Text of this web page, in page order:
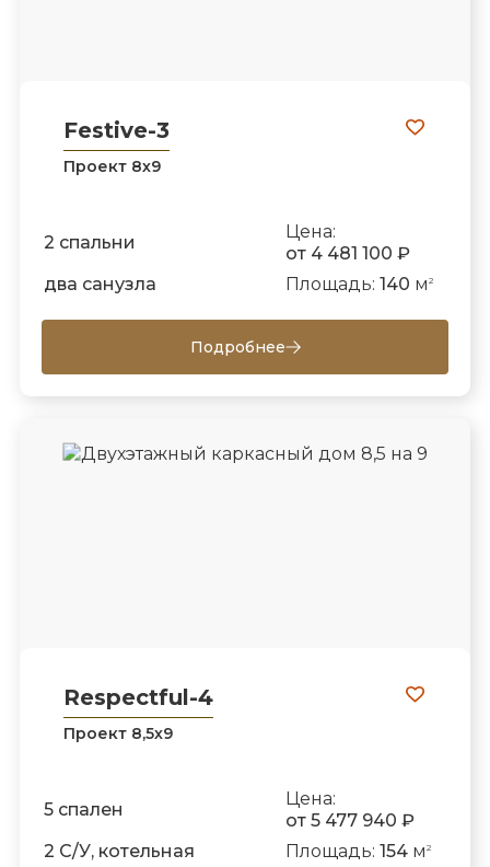
Festive-3
Проект 8х9
2 спальни
Цена:
от 4 481 100 ₽
два санузла
Площадь: 140 м 2
Подробнее
Respectful-4
Проект 8,5х9
5 спален
Цена:
от 5 477 940 ₽
2 С/У, котельная
Площадь: 154м 2